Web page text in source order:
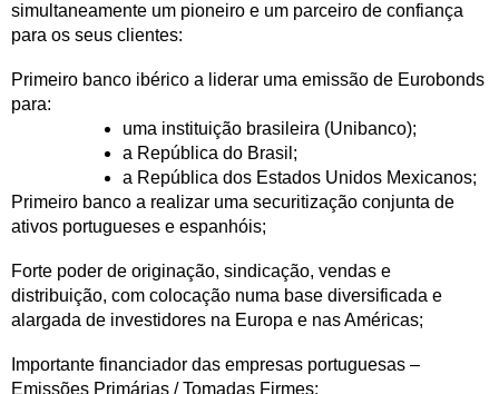
simultaneamente um pioneiro e um parceiro de confiança
para os seus clientes:
Primeiro banco ibérico a liderar uma emissão de Eurobonds
para:
uma instituição brasileira (Unibanco);
a República do Brasil;
a República dos Estados Unidos Mexicanos;
Primeiro banco a realizar uma securitização conjunta de
ativos portugueses e espanhóis;
Forte poder de originação, sindicação, vendas e
distribuição, com colocação numa base diversificada e
alargada de investidores na Europa e nas Américas;
Importante financiador das empresas portuguesas –
Emissões Primárias / Tomadas Firmes;